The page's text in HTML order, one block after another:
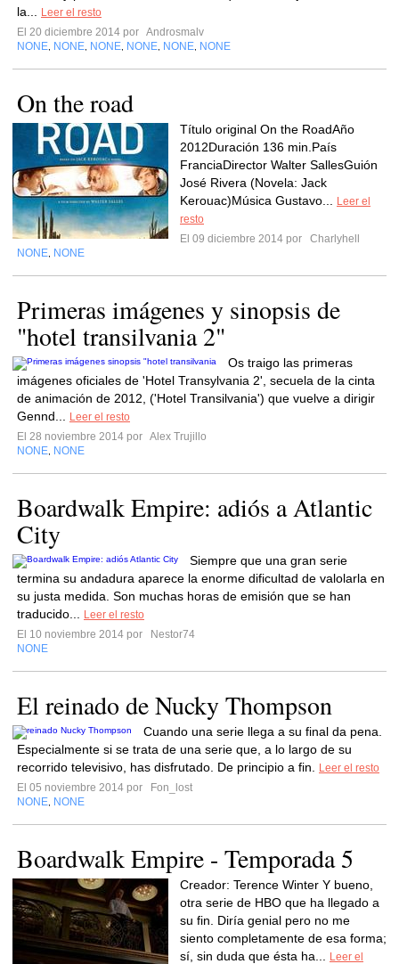
la...
Leer el resto
El 20 diciembre 2014 por Androsmalv
NONE NONE NONE NONE NONE NONE
On the road
Título original On the RoadAño
2012Duración 136 min.País
FranciaDirector Walter SallesGuión
José Rivera (Novela: Jack
Kerouac)Música Gustavo...
Leer el
resto
El 09 diciembre 2014 por
Charlyhell
NONE NONE
Primeras imágenes y sinopsis de
"hotel transilvania 2"
Os traigo las primeras
imágenes oficiales de 'Hotel Transylvania 2', secuela de la cinta
de animación de 2012, ('Hotel Transilvania') que vuelve a dirigir
Gennd...
Leer el resto
El 28 noviembre 2014 por Alex Trujillo
NONE NONE
Boardwalk Empire: adiós a Atlantic
City
Siempre que una gran serie
termina su andadura aparece la enorme dificultad de valolarla en
su justa medida. Son muchas horas de emisión que se han
traducido...
Leer el resto
El 10 noviembre 2014 por
Nestor74
NONE
El reinado de Nucky Thompson
Cuando una serie llega a su final da pena.
Especialmente si se trata de una serie que, a lo largo de su
recorrido televisivo, has disfrutado. De principio a fin.
Leer el resto
El 05 noviembre 2014 por
Fon_lost
NONE NONE
Boardwalk Empire - Temporada 5
Creador: Terence Winter Y bueno,
otra serie de HBO que ha llegado a
su fin. Diría genial pero no me
siento completamente de esa forma;
sí, sin duda que ésta ha...
Leer el